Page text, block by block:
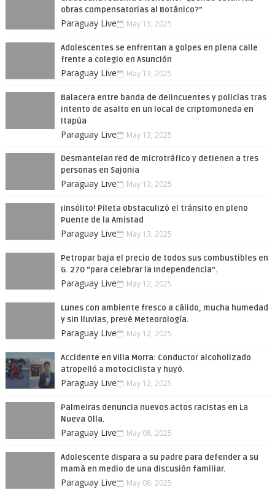
obras compensatorias al Botánico?”
Paraguay Live May 13, 2025
Adolescentes se enfrentan a golpes en plena calle
frente a colegio en Asunción
Paraguay Live May 13, 2025
Balacera entre banda de delincuentes y policías tras
intento de asalto en un local de criptomoneda en
Itapúa
Paraguay Live May 13, 2025
Desmantelan red de microtráfico y detienen a tres
personas en Sajonia
Paraguay Live May 13, 2025
¡Insólito! Pileta obstaculizó el tránsito en pleno
Puente de la Amistad
Paraguay Live May 13, 2025
Petropar baja el precio de todos sus combustibles en
G. 270 “para celebrar la Independencia”.
Paraguay Live May 12, 2025
Lunes con ambiente fresco a cálido, mucha humedad
y sin lluvias, prevé Meteorología.
Paraguay Live May 12, 2025
Accidente en Villa Morra: Conductor alcoholizado
atropelló a motociclista y huyó.
Paraguay Live May 12, 2025
Palmeiras denuncia nuevos actos racistas en La
Nueva Olla.
Paraguay Live May 08, 2025
Adolescente dispara a su padre para defender a su
mamá en medio de una discusión familiar.
Paraguay Live May 08, 2025